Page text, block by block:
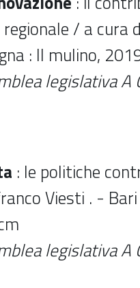
/ a cura
: Il mulino,
legislativa A
: le politiche
Viesti . -
legislativa A